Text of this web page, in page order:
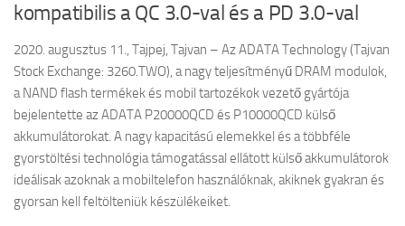
kompatibilis a QC 3.0-val és a PD 3.0-val
2020. augusztus 11., Tajpej, Tajvan – Az ADATA Technology (Tajvan
Stock Exchange: 3260.TWO), a nagy teljesítményű DRAM modulok,
a NAND flash termékek és mobil tartozékok vezető gyártója
bejelentette az ADATA P20000QCD és P10000QCD külső
akkumulátorokat. A nagy kapacitású elemekkel és a többféle
gyorstöltési technológia támogatással ellátott külső akkumulátorok
ideálisak azoknak a mobiltelefon használóknak, akiknek gyakran és
gyorsan kell feltölteniük készülékeiket.